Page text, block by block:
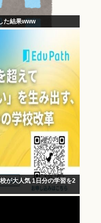
た結果www
が大人気 1日分の学習を2